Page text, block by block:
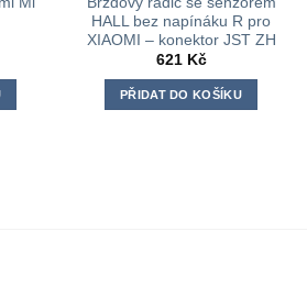
HALL bez napínáku R pro
XIAOMI – konektor JST ZH
621 Kč
PŘIDAT DO KOŠÍKU